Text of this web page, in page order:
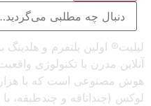
لیلیت® اولین پلتفرم و هلدینگ
آنلاین مدرن با تکنولوژی
هوش مصنوعی است که با
لوکس (چنداتاقه و چندطبقه،